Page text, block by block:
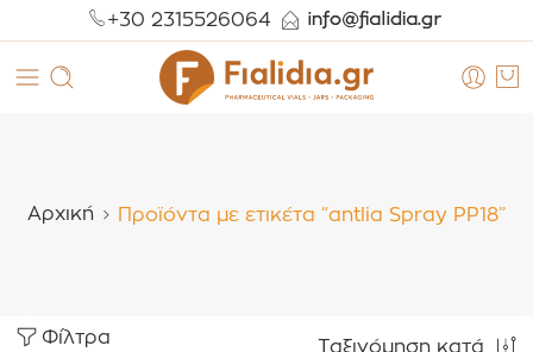
+30 2315526064
Αρχική Προϊόντα με ετικέτα “antlia Spray PP18”
Φίλτρα Ταξινόμηση κατά